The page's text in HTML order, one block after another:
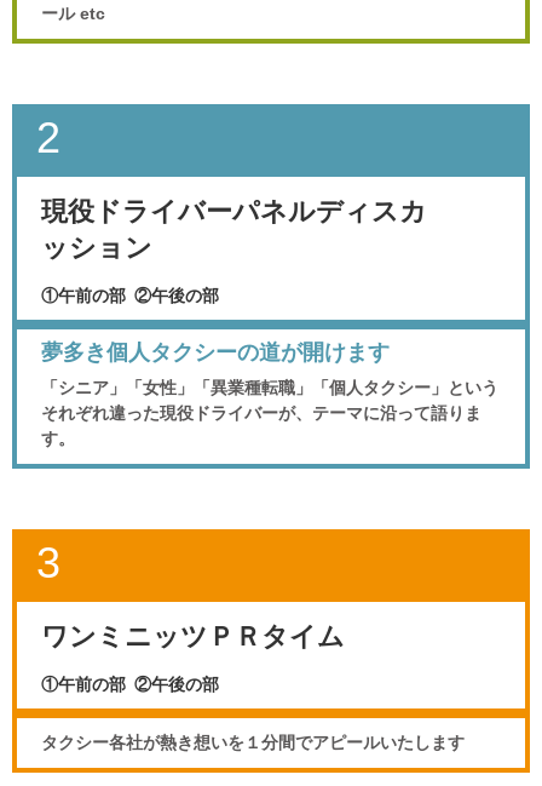
ール etc
2
現役ドライバーパネルディスカ
ッション
①午前の部 ②午後の部
夢多き個人タクシーの道が開けます
「シニア」「女性」「異業種転職」「個人タクシー」という
それぞれ違った現役ドライバーが、テーマに沿って語りま
す。
3
ワンミニッツＰＲタイム
①午前の部 ②午後の部
タクシー各社が熱き想いを１分間でアピールいたします